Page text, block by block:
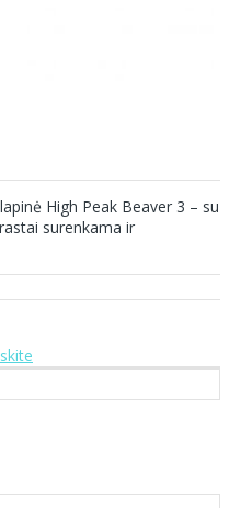
High Peak Beaver 3 – su
surenkama ir